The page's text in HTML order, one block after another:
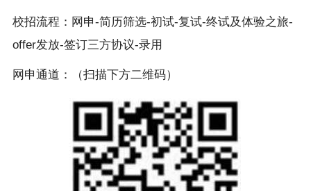
校招流程：网申-简历筛选-初试-复试-终试及体验之旅-
offer发放-签订三方协议-录用
网申通道：（扫描下方二维码）